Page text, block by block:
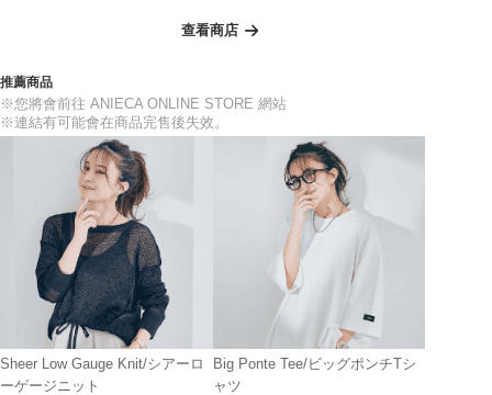
查看商店
推薦商品
※您將會前往 ANIECA ONLINE STORE 網站
※連結有可能會在商品完售後失效。
Sheer Low Gauge Knit/シアーロ
ーゲージニット
Big Ponte Tee/ビッグポンチTシ
ャツ